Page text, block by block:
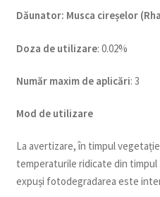
Dăunator: Musca cireșelor
Doza de utilizare: 0.02%
Număr maxim de aplicări: 3
Mod de utilizare
La avertizare, în timpul
temperaturile ridicate din
expuși fotodegradarea este